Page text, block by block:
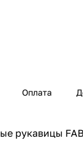
Оплата
рукавицы